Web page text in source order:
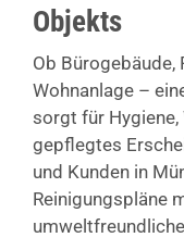
Objekts
Ob
Wohnanlage –
sorgt für
gepflegtes
und Kunden in
Reinigungspläne